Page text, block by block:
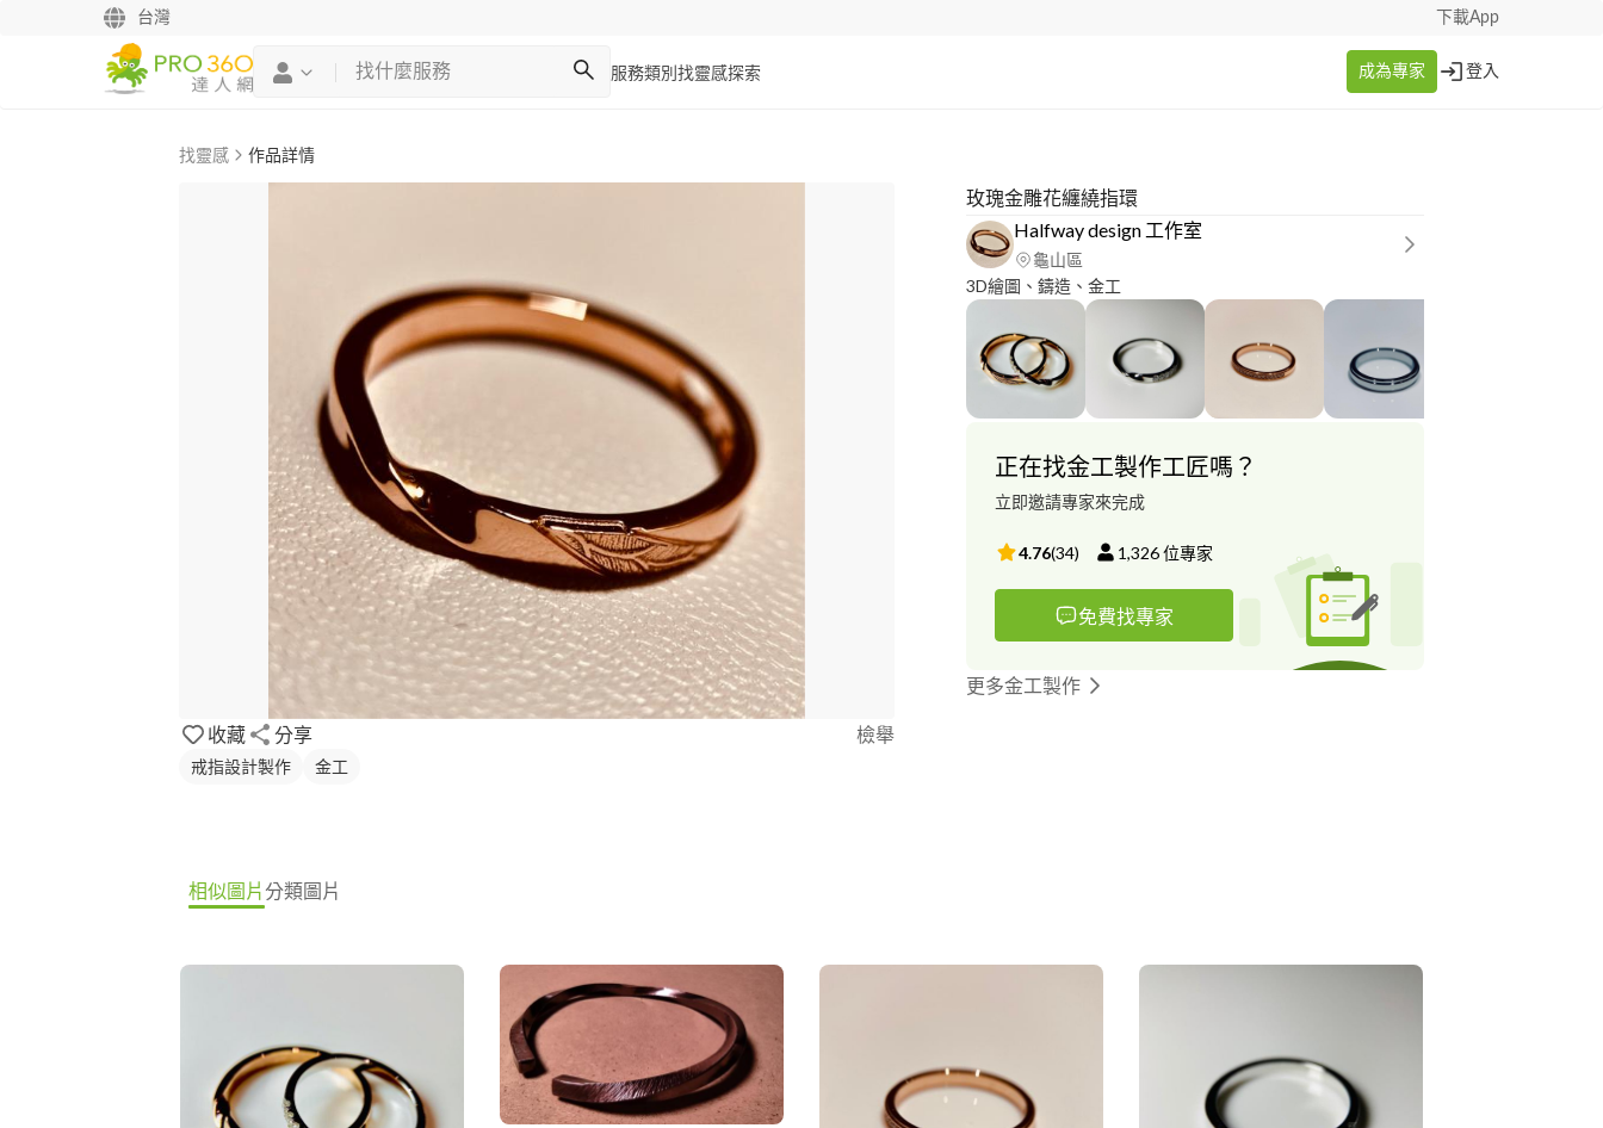
台灣 下載App
服務類別 找靈感探索 成為專家 登入
找靈感 作品詳情
收藏 分享 檢舉
戒指設計製作 金工
玫瑰金雕花纏繞指環
Halfway design 工作室
龜山區
3D繪圖、鑄造、金工
正在找金工製作工匠嗎？
立即邀請專家來完成
4.76(34) 1,326位專家
免費找專家
更多金工製作
相似圖片分類圖片